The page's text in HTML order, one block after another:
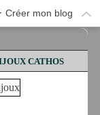
Créer mon blog
CATHOS